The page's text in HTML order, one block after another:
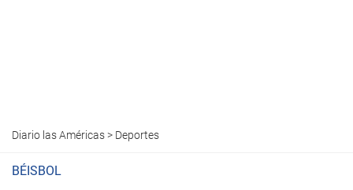
Diario las Américas> Deportes
BÉISBOL